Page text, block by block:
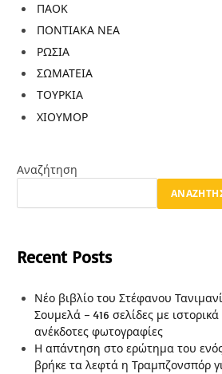
ΠΑΟΚ
ΠΟΝΤΙΑΚΑ ΝΕΑ
ΡΩΣΙΑ
ΣΩΜΑΤΕΙΑ
ΤΟΥΡΚΙΑ
ΧΙΟΥΜΟΡ
Αναζήτηση
Recent Posts
Νέο βιβλίο του Στέφανου
Σουμελά – 416 σελίδες με ιστορικά
ανέκδοτες φωτογραφίες
Η απάντηση στο ερώτημα του
βρήκε τα λεφτά η Τραμπζονσπόρ